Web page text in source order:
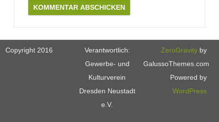
Copyright 2016
Verantwortlich:
Gewerbe- und
Kulturverein
Dresden Neustadt
e.V.
ZeroGravityby
GalussoThemes.com
Powered by
WordPress